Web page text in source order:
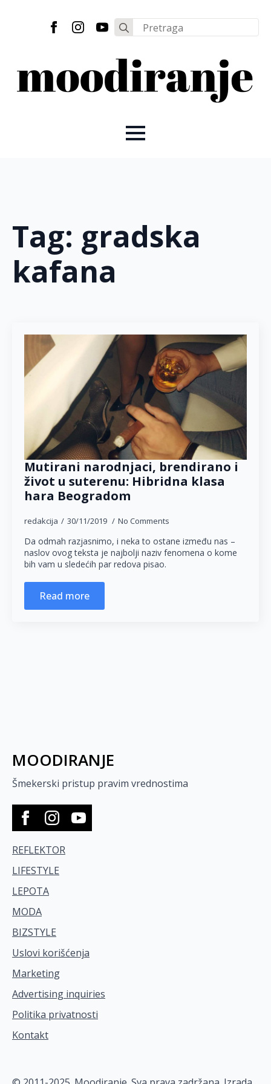
Search
for:
Tag: gradska
kafana
Mutirani narodnjaci, brendirano i
život u suterenu: Hibridna klasa
hara Beogradom
redakcija 30/11/2019 No Comments
Da odmah razjasnimo, i neka to ostane između nas –
naslov ovog teksta je najbolji naziv fenomena o kome
bih vam u sledećih par redova pisao.
Read more
MOODIRANJE
Šmekerski pristup pravim vrednostima
REFLEKTOR
LIFESTYLE
LEPOTA
MODA
BIZSTYLE
Uslovi korišćenja
Marketing
Advertising inquiries
Politika privatnosti
Kontakt